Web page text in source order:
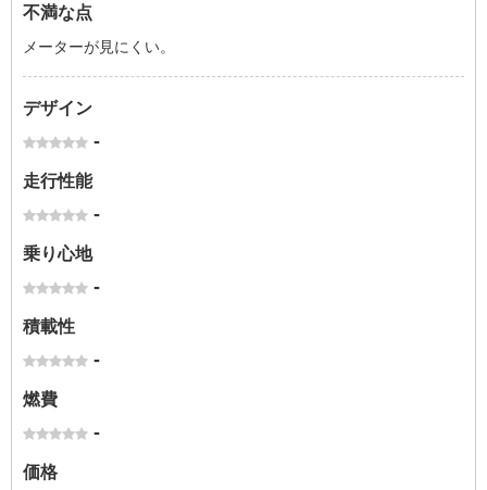
不満な点
メーターが見にくい。
デザイン
-
走行性能
-
乗り心地
-
積載性
-
燃費
-
価格